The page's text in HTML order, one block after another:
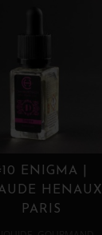
ENIGMA |
HENAUX
PARIS